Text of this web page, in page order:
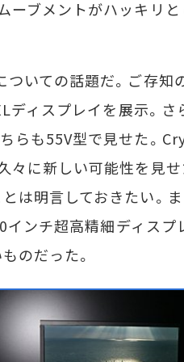
ーブメントがハッキリ
いての話題だ。ご存知
ィスプレイを展示。さ
らも55V型で見せた。
々に新しい可能性を見
は明言しておきたい。
ンチ超高精細ディスプレ
のだった。